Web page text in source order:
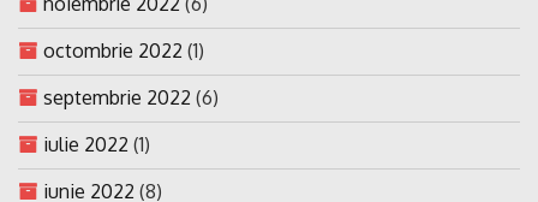
octombrie 2022 (1)
septembrie 2022 (6)
iulie 2022 (1)
iunie 2022 (8)